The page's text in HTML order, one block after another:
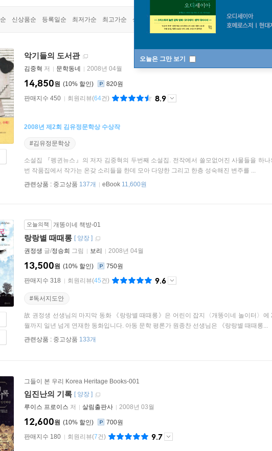
오늘은 그만 보기
신상품순 등록일순 최저가순 최고가순 상품명순
악기들의 도서관
김중혁 저 문학동네 2008년 04월
10%
14,850원
820원
판매지수 450
회원리뷰(64건) 8.9
2008년 제2회 김유정문학상 수상작
#김유정문학상
소설집 『펭귄뉴스』의 저자 김중혁의 두번째 소설집. 전작에서 쓸모없어진 사물들을 하나
번 작품집에서 작가는 온갖 소리들을 한데 모아 다양한 그리고 한층 성숙해진 변주를 ...
관련상품 : 중고상품 137개 eBook 11,600원
오늘의책 개똥이네 책방-01
랑랑별 때때롱 [ 양장 ]
권정생 글/정승희 그림 보리 2008년 04월
10%
13,500원
750원
판매지수 318
회원리뷰(45건) 9.6
#독서지도안
故 권정생 선생님의 마지막 동화 《랑랑별 때때롱》은 어린이 잡지〈개똥이네 놀이터〉
월까지 일년 넘게 연재한 동화입니다. 아동 문학 평론가 원종찬 선생님은 《랑랑별 때때롱...
관련상품 : 중고상품 133개
그들이 본 우리 Korea Heritage Books-001
임진난의 기록 [ 양장 ]
루이스 프로이스 저 살림출판사 2008년 03월
10%
12,600원
700원
판매지수 180
회원리뷰(7건) 9.7